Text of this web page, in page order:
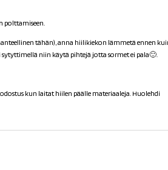
polttamiseen.
tähän), anna hiilikiekon lämmetä ennen
niin käytä pihtejä jotta sormet ei pala🙂.
kun laitat hiilen päälle materiaaleja. Huolehdi